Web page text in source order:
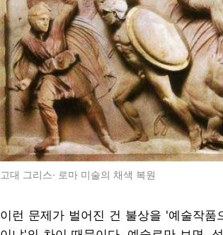
고대 그리스· 로마 미술의 채색 복원
이런 문제가 벌어진 건 불상을 '예술작